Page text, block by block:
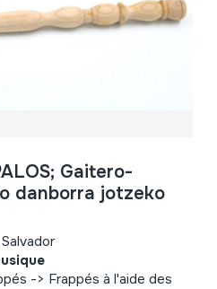
Gaitero-
danborra jotzeko
-> Frappés à l'aide des